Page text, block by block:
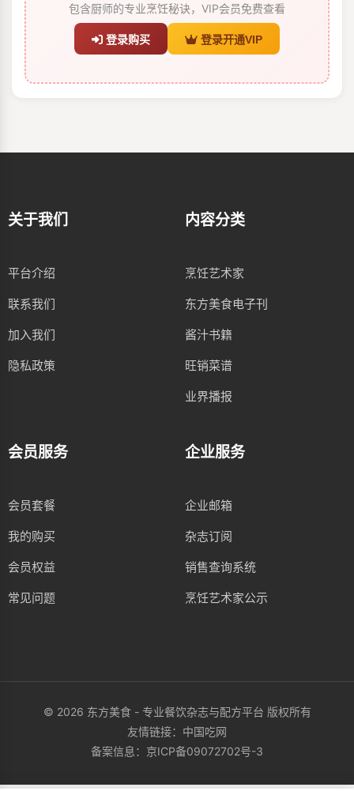
包含厨师的专业烹饪秘诀，VIP会员免费查看
登录购买 登录开通VIP
关于我们
平台介绍
联系我们
加入我们
隐私政策
内容分类
烹饪艺术家
东方美食电子刊
酱汁书籍
旺销菜谱
业界播报
会员服务
会员套餐
我的购买
会员权益
常见问题
企业服务
企业邮箱
杂志订阅
销售查询系统
烹饪艺术家公示
© 2026 东方美食 - 专业餐饮杂志与配方平台 版权所有
友情链接： 中国吃网
备案信息： 京ICP备09072702号-3